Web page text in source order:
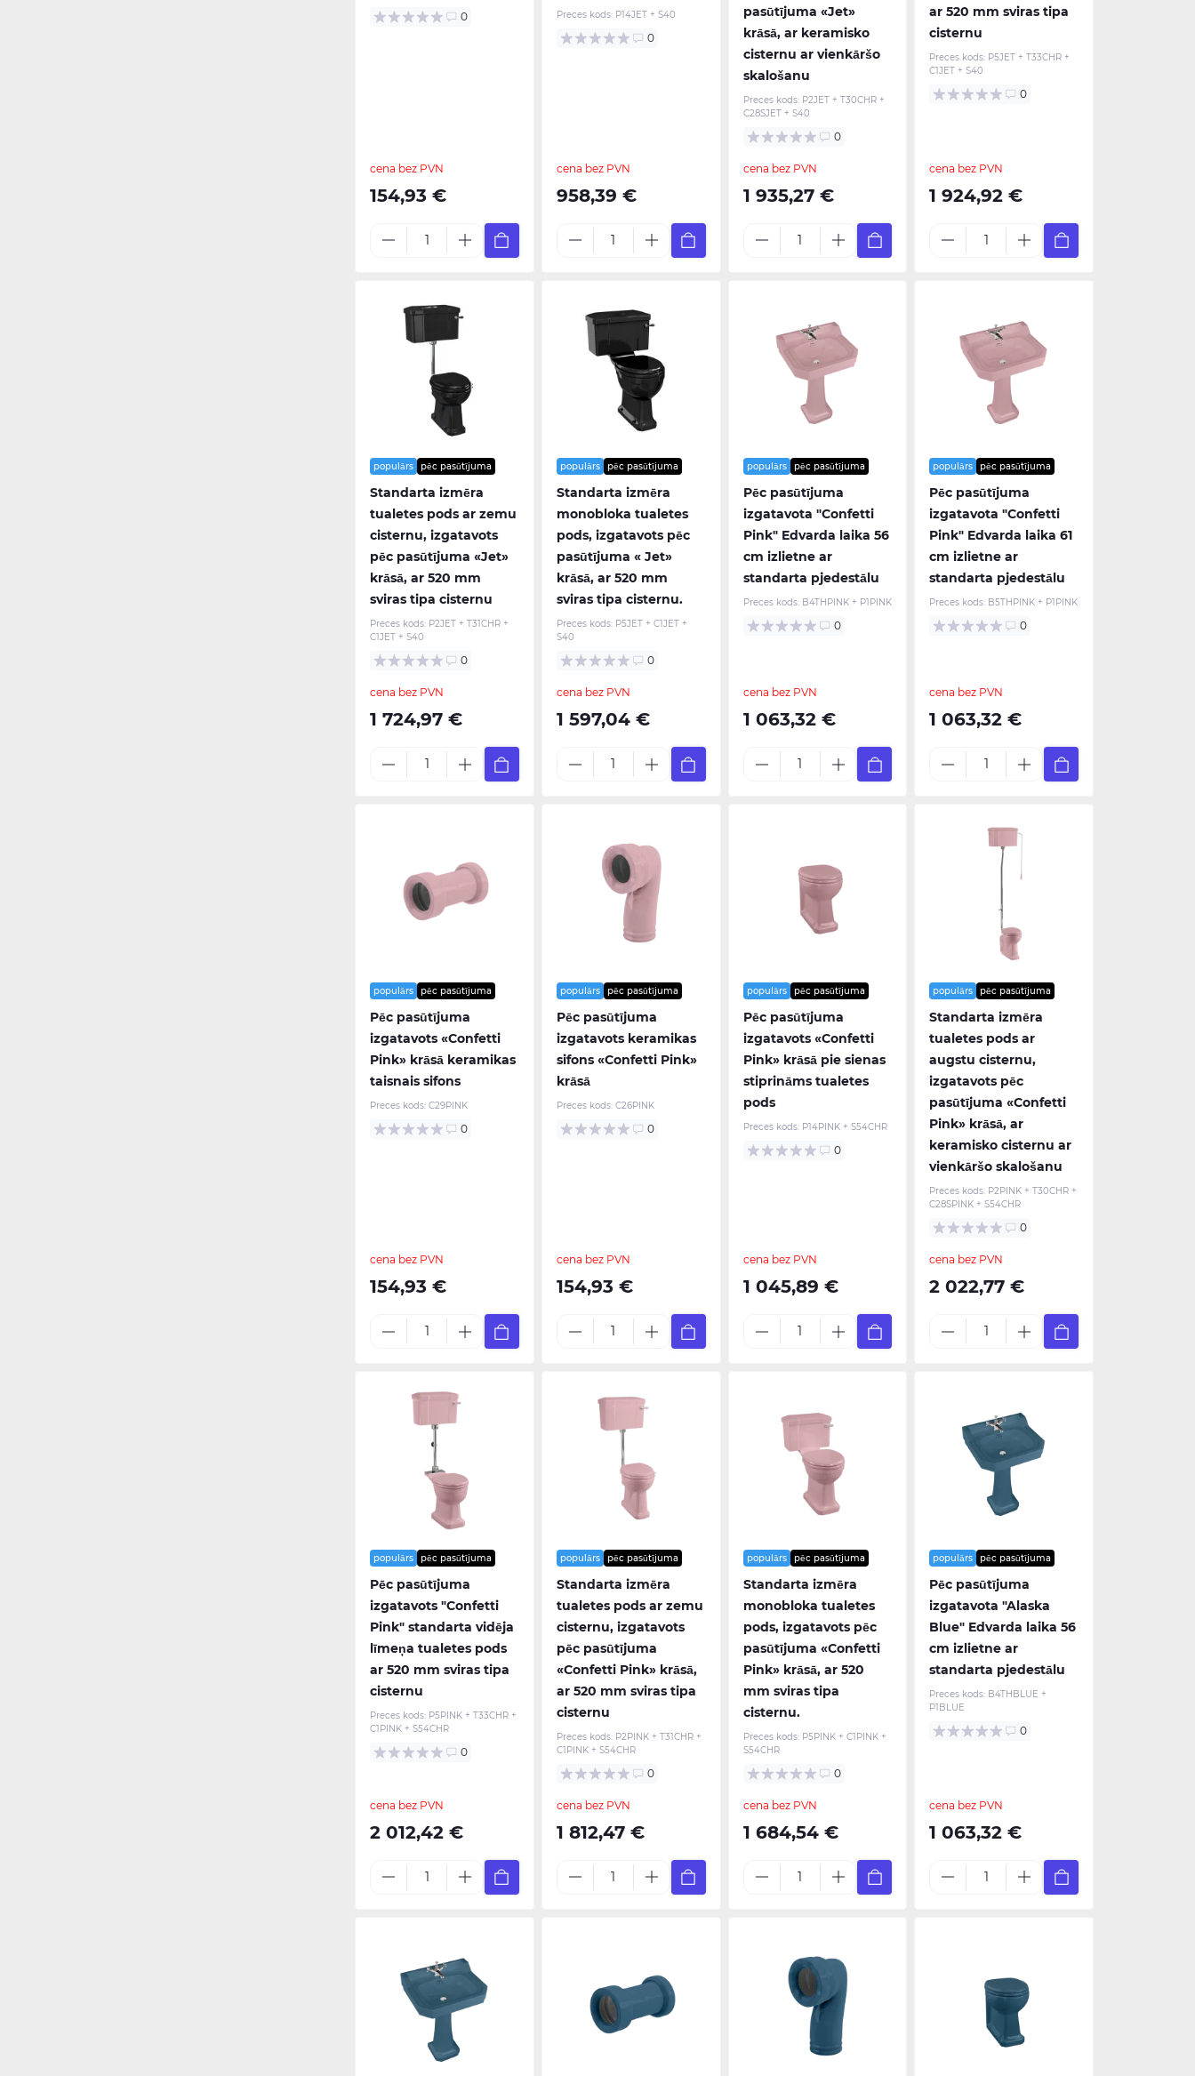
0
cena bez PVN
154,93 €
Preces kods: P14JET + S40
0
cena bez PVN
958,39 €
pasūtījuma «Jet»
krāsā, ar keramisko
cisternu ar vienkāršo
skalošanu
Preces kods: P2JET + T30CHR +
C28SJET + S40
0
cena bez PVN
1 935,27 €
ar 520 mm sviras tipa
cisternu
Preces kods: P5JET + T33CHR +
C1JET + S40
0
cena bez PVN
1 924,92 €
populārs pēc pasūtījuma
Standarta izmēra
tualetes pods ar zemu
cisternu, izgatavots
pēc pasūtījuma «Jet»
krāsā, ar 520 mm
sviras tipa cisternu
Preces kods: P2JET + T31CHR +
C1JET + S40
0
cena bez PVN
1 724,97 €
populārs pēc pasūtījuma
Standarta izmēra
monobloka tualetes
pods, izgatavots pēc
pasūtījuma « Jet»
krāsā, ar 520 mm
sviras tipa cisternu.
Preces kods: P5JET + C1JET +
S40
0
cena bez PVN
1 597,04 €
populārs pēc pasūtījuma
Pēc pasūtījuma
izgatavota "Confetti
Pink" Edvarda laika 56
cm izlietne ar
standarta pjedestālu
Preces kods: B4THPINK + P1PINK
0
cena bez PVN
1 063,32 €
populārs pēc pasūtījuma
Pēc pasūtījuma
izgatavota "Confetti
Pink" Edvarda laika 61
cm izlietne ar
standarta pjedestālu
Preces kods: B5THPINK + P1PINK
0
cena bez PVN
1 063,32 €
populārs pēc pasūtījuma
Pēc pasūtījuma
izgatavots «Confetti
Pink» krāsā keramikas
taisnais sifons
Preces kods: C29PINK
0
cena bez PVN
154,93 €
populārs pēc pasūtījuma
Pēc pasūtījuma
izgatavots keramikas
sifons «Confetti Pink»
krāsā
Preces kods: C26PINK
0
cena bez PVN
154,93 €
populārs pēc pasūtījuma
Pēc pasūtījuma
izgatavots «Confetti
Pink» krāsā pie sienas
stiprināms tualetes
pods
Preces kods: P14PINK + S54CHR
0
cena bez PVN
1 045,89 €
populārs pēc pasūtījuma
Standarta izmēra
tualetes pods ar
augstu cisternu,
izgatavots pēc
pasūtījuma «Confetti
Pink» krāsā, ar
keramisko cisternu ar
vienkāršo skalošanu
Preces kods: P2PINK + T30CHR +
C28SPINK + S54CHR
0
cena bez PVN
2 022,77 €
populārs pēc pasūtījuma
Pēc pasūtījuma
izgatavots "Confetti
Pink" standarta vidēja
līmeņa tualetes pods
ar 520 mm sviras tipa
cisternu
Preces kods: P5PINK + T33CHR +
C1PINK + S54CHR
0
cena bez PVN
2 012,42 €
populārs pēc pasūtījuma
Standarta izmēra
tualetes pods ar zemu
cisternu, izgatavots
pēc pasūtījuma
«Confetti Pink» krāsā,
ar 520 mm sviras tipa
cisternu
Preces kods: P2PINK + T31CHR +
C1PINK + S54CHR
0
cena bez PVN
1 812,47 €
populārs pēc pasūtījuma
Standarta izmēra
monobloka tualetes
pods, izgatavots pēc
pasūtījuma «Confetti
Pink» krāsā, ar 520
mm sviras tipa
cisternu.
Preces kods: P5PINK + C1PINK +
S54CHR
0
cena bez PVN
1 684,54 €
populārs pēc pasūtījuma
Pēc pasūtījuma
izgatavota "Alaska
Blue" Edvarda laika 56
cm izlietne ar
standarta pjedestālu
Preces kods: B4THBLUE +
P1BLUE
0
cena bez PVN
1 063,32 €